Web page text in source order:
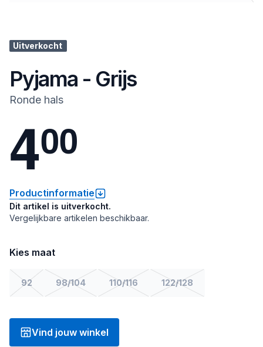
Uitverkocht
Pyjama - Grijs
Ronde hals
400
Productinformatie
Dit artikel is uitverkocht.
Vergelijkbare artikelen beschikbaar.
Kies maat
92 98/104 110/116 122/128
Vind jouw winkel